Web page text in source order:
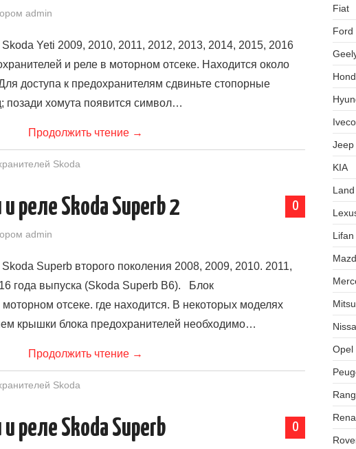
admin
Yeti 2009, 2010, 2011, 2012, 2013, 2014, 2015, 2016
и реле в моторном отсеке. Находится около
доступа к предохранителям сдвиньте стопорные
позади хомута появится символ…
Продолжить чтение →
Skoda
0
реле Skoda Superb 2
admin
Superb второго поколения 2008, 2009, 2010. 2011,
года выпуска (Skoda Superb B6). Блок
отсеке. где находится. В некоторых моделях
крышки блока предохранителей необходимо…
Продолжить чтение →
Skoda
0
реле Skoda Superb
Fiat
Ford
Iveco
Jeep
KIA
Lifan
Opel